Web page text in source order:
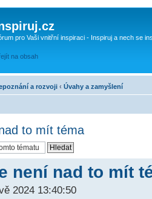
pro Vaši vnitřní inspiraci - Inspiruj a nech se
na obsah
a rozvoji ‹ Úvahy a zamyšlení
to mít téma
není nad to mít
2024 13:40:50